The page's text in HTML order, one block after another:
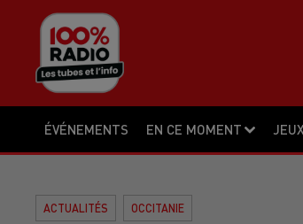
ÉVÉNEMENTS EN CE MOMENT JEUX
ACTUALITÉS OCCITANIE